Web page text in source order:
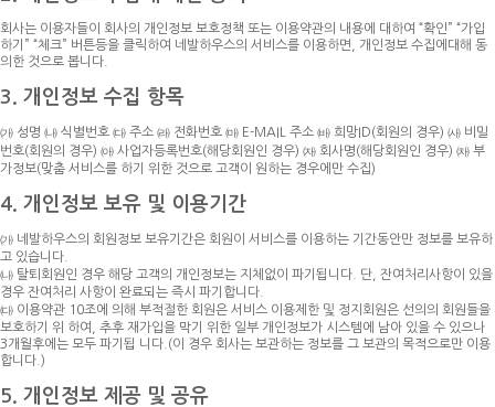
회사는 이용자들이 회사의 개인정보 보호정책 또는 이용약관의 내용에 대하여 “확인” “가입
하기” “체크” 버튼등을 클릭하여 네발하우스의 서비스를 이용하면, 개인정보 수집에대해 동
의한 것으로 봅니다.
3. 개인정보 수집 항목
㈎ 성명 ㈏ 식별번호 ㈐ 주소 ㈑ 전화번호 ㈒ E-MAIL 주소 ㈓ 희망ID(회원의 경우) ㈔ 비밀
번호(회원의 경우) ㈕ 사업자등록번호(해당회원인 경우) ㈖ 회사명(해당회원인 경우) ㈗ 부
가정보(맞춤 서비스를 하기 위한 것으로 고객이 원하는 경우에만 수집)
4. 개인정보 보유 및 이용기간
㈎ 네발하우스의 회원정보 보유기간은 회원이 서비스를 이용하는 기간동안만 정보를 보유하
고 있습니다.
㈏ 탈퇴회원인 경우 해당 고객의 개인정보는 지체없이 파기됩니다. 단, 잔여처리사항이 있을
경우 잔여처리 사항이 완료되는 즉시 파기합니다.
㈐ 이용약관 10조에 의해 부적절한 회원은 서비스 이용제한 및 정지회원은 선의의 회원들을
보호하기 위 하여, 추후 재가입을 막기 위한 일부 개인정보가 시스템에 남아 있을 수 있으나
3개월후에는 모두 파기됩 니다.(이 경우 회사는 보관하는 정보를 그 보관의 목적으로만 이용
합니다.)
5. 개인정보 제공 및 공유